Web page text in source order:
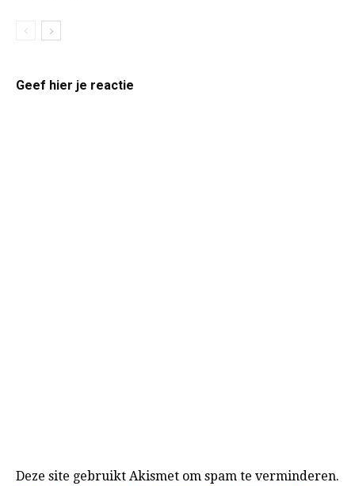
Geef hier je reactie
Deze site gebruikt Akismet om spam te verminderen.